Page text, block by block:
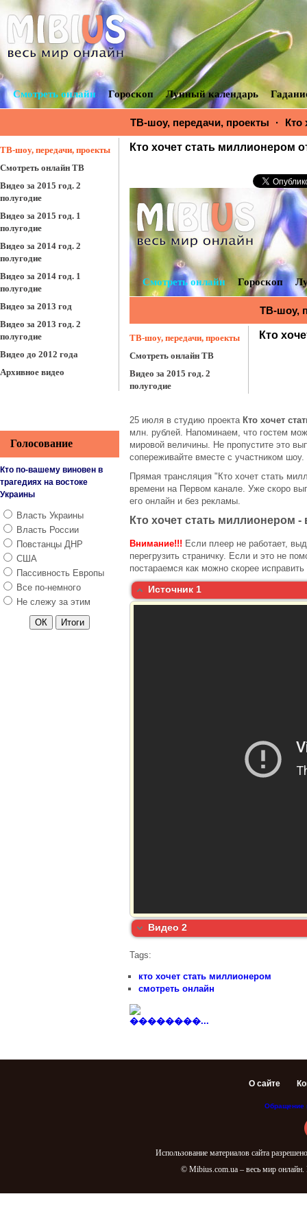
Смотреть онлайн Гороскоп Лунный календарь
ТВ-шоу, передачи, проекты ·
Кто
миллионером от 25-07-2015
Кто хочет стать миллионером
25 июля в студию проекта Кто хочет
млн. рублей. Напоминаем, что гостем
мировой величины. Не пропустите это
сопереживайте вместе с участником шоу.
Прямая трансляция "Кто хочет стать
времени на Первом канале. Уже скоро
его онлайн и без рекламы.
Кто хочет стать миллионером -
Внимание!!! Если плеер не работает,
перегрузить страничку. Если и это не
постараемся как можно скорее
Источник 1
Видео 2
Tags:
кто хочет стать миллионером
смотреть онлайн
��������...
ТВ-шоу, передачи, проекты
Смотреть онлайн ТВ
Видео за 2015 год. 2
полугодие
Видео за 2015 год. 1
полугодие
Видео за 2014 год. 2
полугодие
Видео за 2014 год. 1
полугодие
Видео за 2013 год
Видео за 2013 год. 2
полугодие
Видео до 2012 года
Архивное видео
Голосование
Кто по-вашему виновен в
трагедиях на востоке
Украины
Власть Украины
Власть России
Повстанцы ДНР
США
Пассивность Европы
Все по-немного
Не слежу за этим
О сайте
Обращение
Использование материалов сайта
© Mibius.com.ua – весь мир онлайн.